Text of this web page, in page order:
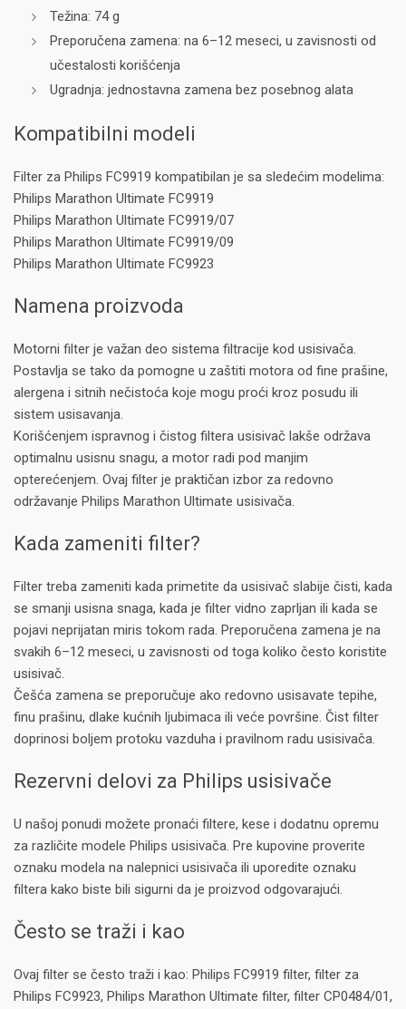
Težina: 74 g
Preporučena zamena: na 6–12 meseci, u zavisnosti od
učestalosti korišćenja
Ugradnja: jednostavna zamena bez posebnog alata
Kompatibilni modeli
Filter za Philips FC9919 kompatibilan je sa sledećim modelima:
Philips Marathon Ultimate FC9919
Philips Marathon Ultimate FC9919/07
Philips Marathon Ultimate FC9919/09
Philips Marathon Ultimate FC9923
Namena proizvoda
Motorni filter je važan deo sistema filtracije kod usisivača.
Postavlja se tako da pomogne u zaštiti motora od fine prašine,
alergena i sitnih nečistoća koje mogu proći kroz posudu ili
sistem usisavanja.
Korišćenjem ispravnog i čistog filtera usisivač lakše održava
optimalnu usisnu snagu, a motor radi pod manjim
opterećenjem. Ovaj filter je praktičan izbor za redovno
održavanje Philips Marathon Ultimate usisivača.
Kada zameniti filter?
Filter treba zameniti kada primetite da usisivač slabije čisti, kada
se smanji usisna snaga, kada je filter vidno zaprljan ili kada se
pojavi neprijatan miris tokom rada. Preporučena zamena je na
svakih 6–12 meseci, u zavisnosti od toga koliko često koristite
usisivač.
Češća zamena se preporučuje ako redovno usisavate tepihe,
finu prašinu, dlake kućnih ljubimaca ili veće površine. Čist filter
doprinosi boljem protoku vazduha i pravilnom radu usisivača.
Rezervni delovi za Philips usisivače
U našoj ponudi možete pronaći filtere, kese i dodatnu opremu
za različite modele Philips usisivača. Pre kupovine proverite
oznaku modela na nalepnici usisivača ili uporedite oznaku
filtera kako biste bili sigurni da je proizvod odgovarajući.
Često se traži i kao
Ovaj filter se često traži i kao: Philips FC9919 filter, filter za
Philips FC9923, Philips Marathon Ultimate filter, filter CP0484/01,